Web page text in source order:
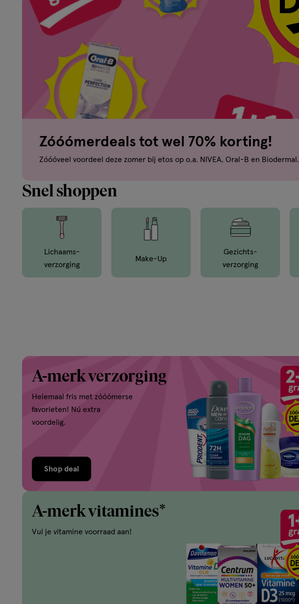
mooi
voelen.
Van
binnen
Zóóómerdeals tot wel 70% korting!
Zóóóveel voordeel deze zomer bij etos op o.a. NIVEA, Oral-B en Biodermal.
Snel shoppen
Lichaams­
Verzorging
Make-Up
Gezichts­
Verzorging
A-merk verzorging
Helemaal fris met zóóómerse
favorieten! Nú extra
voordelig.
Shop deal
A-merk vitamines*
Vul je vitamine voorraad aan!